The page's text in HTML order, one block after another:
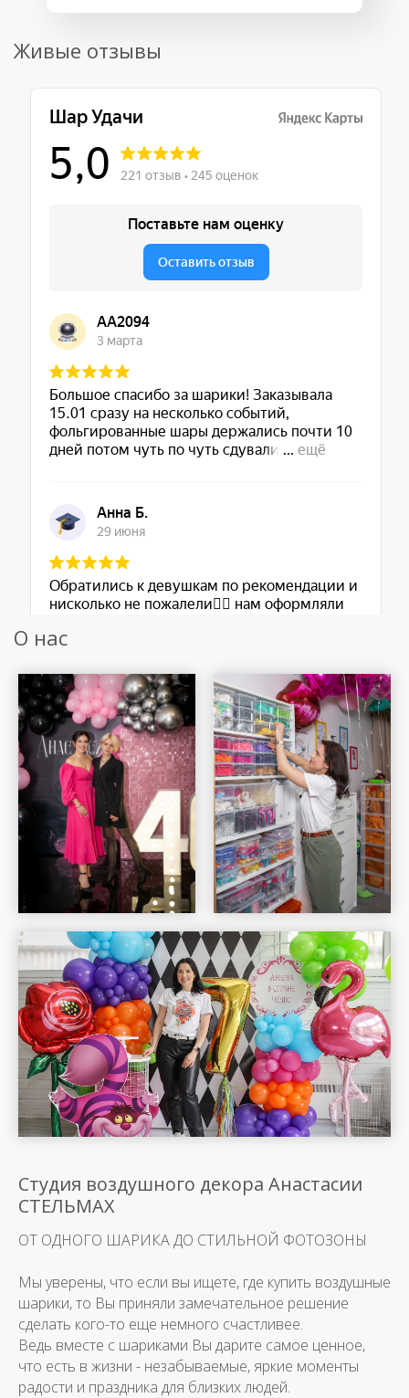
Живые отзывы
Шар Удачи на карте Москвы — Яндекс Карты
О нас
Студия воздушного декора Анастасии
СТЕЛЬМАХ
ОТ ОДНОГО ШАРИКА ДО СТИЛЬНОЙ ФОТОЗОНЫ
Мы уверены, что если вы ищете, где купить воздушные
шарики, то Вы приняли замечательное решение
сделать кого-то еще немного счастливее.
Ведь вместе с шариками Вы дарите самое ценное,
что есть в жизни - незабываемые, яркие моменты
радости и праздника для близких людей.